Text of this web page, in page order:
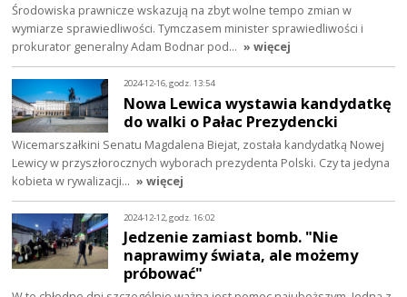
Środowiska prawnicze wskazują na zbyt wolne tempo zmian w
wymiarze sprawiedliwości. Tymczasem minister sprawiedliwości i
prokurator generalny Adam Bodnar pod… » więcej
2024-12-16, godz. 13:54
Nowa Lewica wystawia kandydatkę
do walki o Pałac Prezydencki
Wicemarszałkini Senatu Magdalena Biejat, została kandydatką Nowej
Lewicy w przyszłorocznych wyborach prezydenta Polski. Czy ta jedyna
kobieta w rywalizacji… » więcej
2024-12-12, godz. 16:02
Jedzenie zamiast bomb. "Nie
naprawimy świata, ale możemy
próbować"